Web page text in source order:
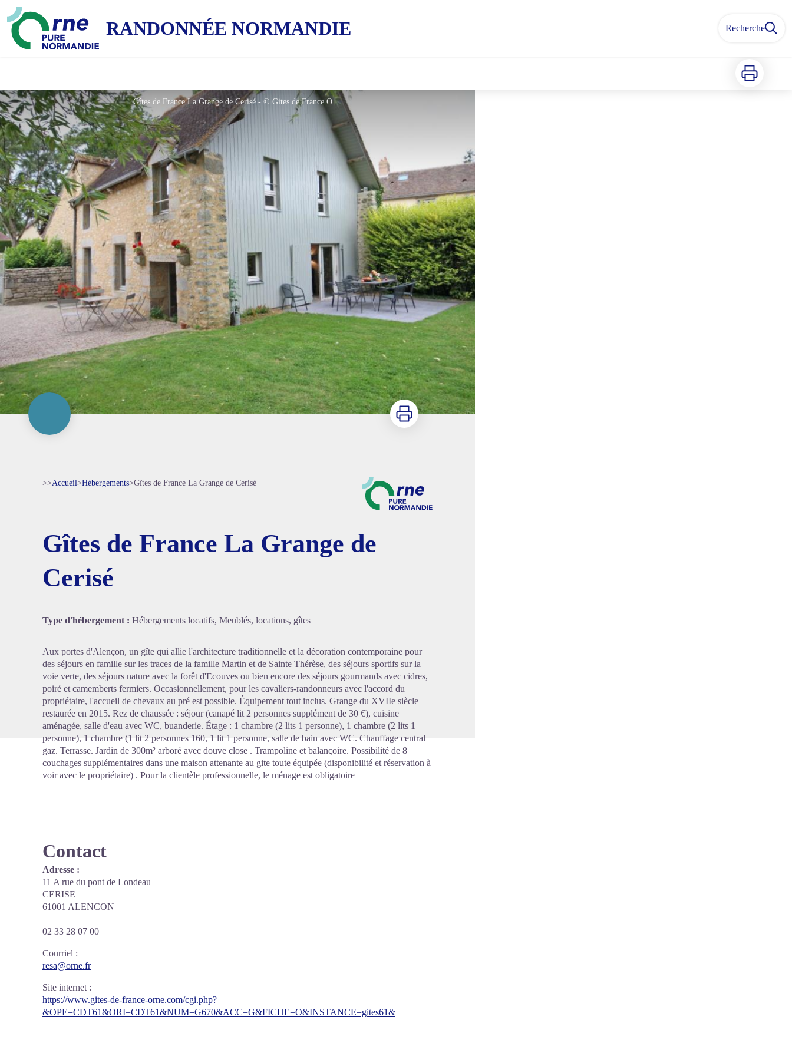
RANDONNÉE NORMANDIE Recherche
Imprimer
Gîtes de France La Grange de Cerisé - © Gites de France Orne
Imprimer
>>Accueil>Hébergements>Gîtes de France La Grange de Cerisé
Gîtes de France La Grange de
Cerisé
Type d'hébergement : Hébergements locatifs, Meublés, locations, gîtes
Aux portes d'Alençon, un gîte qui allie l'architecture traditionnelle et la décoration contemporaine pour
des séjours en famille sur les traces de la famille Martin et de Sainte Thérèse, des séjours sportifs sur la
voie verte, des séjours nature avec la forêt d'Ecouves ou bien encore des séjours gourmands avec cidres,
poiré et camemberts fermiers. Occasionnellement, pour les cavaliers-randonneurs avec l'accord du
propriétaire, l'accueil de chevaux au pré est possible. Équipement tout inclus. Grange du XVIIe siècle
restaurée en 2015. Rez de chaussée : séjour (canapé lit 2 personnes supplément de 30 €), cuisine
aménagée, salle d'eau avec WC, buanderie. Étage : 1 chambre (2 lits 1 personne), 1 chambre (2 lits 1
personne), 1 chambre (1 lit 2 personnes 160, 1 lit 1 personne, salle de bain avec WC. Chauffage central
gaz. Terrasse. Jardin de 300m² arboré avec douve close . Trampoline et balançoire. Possibilité de 8
couchages supplémentaires dans une maison attenante au gite toute équipée (disponibilité et réservation à
voir avec le propriétaire) . Pour la clientèle professionnelle, le ménage est obligatoire
Contact
Adresse :
11 A rue du pont de Londeau
CERISE
61001 ALENCON
02 33 28 07 00
Courriel :
resa@orne.fr
Site internet :
https://www.gites-de-france-orne.com/cgi.php?
&OPE=CDT61&ORI=CDT61&NUM=G670&ACC=G&FICHE=O&INSTANCE=gites61&